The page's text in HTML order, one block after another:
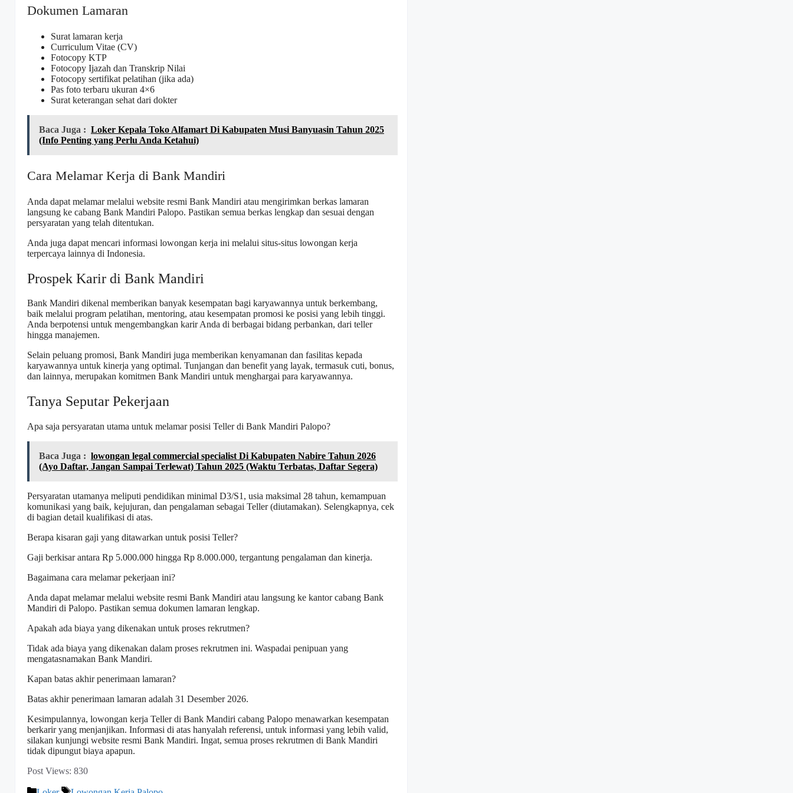
Dokumen Lamaran
Surat lamaran kerja
Curriculum Vitae (CV)
Fotocopy KTP
Fotocopy Ijazah dan Transkrip Nilai
Fotocopy sertifikat pelatihan (jika ada)
Pas foto terbaru ukuran 4×6
Surat keterangan sehat dari dokter
Baca Juga : Loker Kepala Toko Alfamart Di Kabupaten Musi Banyuasin Tahun 2025
(Info Penting yang Perlu Anda Ketahui)
Cara Melamar Kerja di Bank Mandiri
Anda dapat melamar melalui website resmi Bank Mandiri atau mengirimkan berkas lamaran
langsung ke cabang Bank Mandiri Palopo. Pastikan semua berkas lengkap dan sesuai dengan
persyaratan yang telah ditentukan.
Anda juga dapat mencari informasi lowongan kerja ini melalui situs-situs lowongan kerja
terpercaya lainnya di Indonesia.
Prospek Karir di Bank Mandiri
Bank Mandiri dikenal memberikan banyak kesempatan bagi karyawannya untuk berkembang,
baik melalui program pelatihan, mentoring, atau kesempatan promosi ke posisi yang lebih tinggi.
Anda berpotensi untuk mengembangkan karir Anda di berbagai bidang perbankan, dari teller
hingga manajemen.
Selain peluang promosi, Bank Mandiri juga memberikan kenyamanan dan fasilitas kepada
karyawannya untuk kinerja yang optimal. Tunjangan dan benefit yang layak, termasuk cuti, bonus,
dan lainnya, merupakan komitmen Bank Mandiri untuk menghargai para karyawannya.
Tanya Seputar Pekerjaan
Apa saja persyaratan utama untuk melamar posisi Teller di Bank Mandiri Palopo?
Baca Juga : lowongan legal commercial specialist Di Kabupaten Nabire Tahun 2026
(Ayo Daftar, Jangan Sampai Terlewat) Tahun 2025 (Waktu Terbatas, Daftar Segera)
Persyaratan utamanya meliputi pendidikan minimal D3/S1, usia maksimal 28 tahun, kemampuan
komunikasi yang baik, kejujuran, dan pengalaman sebagai Teller (diutamakan). Selengkapnya, cek
di bagian detail kualifikasi di atas.
Berapa kisaran gaji yang ditawarkan untuk posisi Teller?
Gaji berkisar antara Rp 5.000.000 hingga Rp 8.000.000, tergantung pengalaman dan kinerja.
Bagaimana cara melamar pekerjaan ini?
Anda dapat melamar melalui website resmi Bank Mandiri atau langsung ke kantor cabang Bank
Mandiri di Palopo. Pastikan semua dokumen lamaran lengkap.
Apakah ada biaya yang dikenakan untuk proses rekrutmen?
Tidak ada biaya yang dikenakan dalam proses rekrutmen ini. Waspadai penipuan yang
mengatasnamakan Bank Mandiri.
Kapan batas akhir penerimaan lamaran?
Batas akhir penerimaan lamaran adalah 31 Desember 2026.
Kesimpulannya, lowongan kerja Teller di Bank Mandiri cabang Palopo menawarkan kesempatan
berkarir yang menjanjikan. Informasi di atas hanyalah referensi, untuk informasi yang lebih valid,
silakan kunjungi website resmi Bank Mandiri. Ingat, semua proses rekrutmen di Bank Mandiri
tidak dipungut biaya apapun.
Post Views: 830
KategoriTag